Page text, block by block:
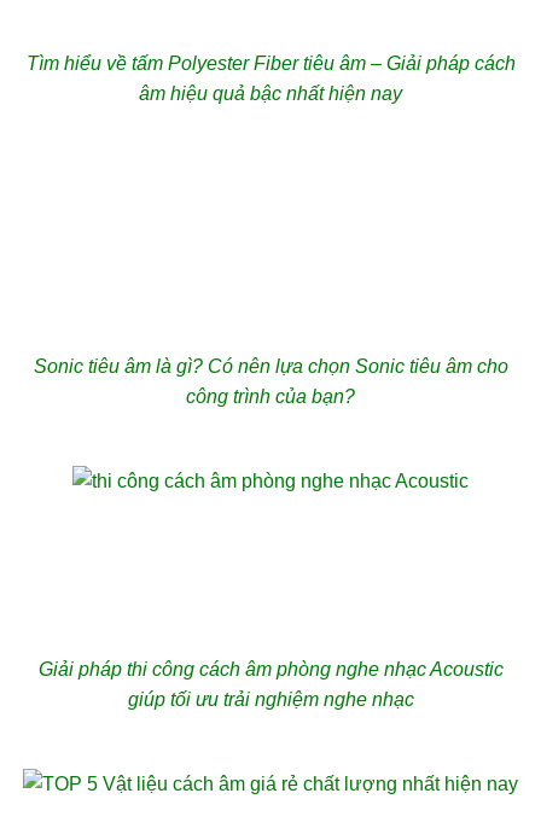
Tìm hiểu về tấm Polyester Fiber tiêu âm – Giải pháp cách
âm hiệu quả bậc nhất hiện nay
Sonic tiêu âm là gì? Có nên lựa chọn Sonic tiêu âm cho
công trình của bạn?
Giải pháp thi công cách âm phòng nghe nhạc Acoustic
giúp tối ưu trải nghiệm nghe nhạc